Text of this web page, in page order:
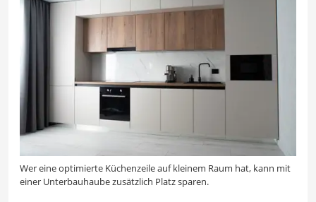
Wer eine optimierte Küchenzeile auf kleinem Raum hat, kann mit
einer Unterbauhaube zusätzlich Platz sparen.